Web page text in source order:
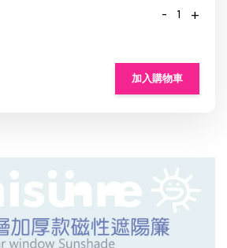
- +
加入購物車